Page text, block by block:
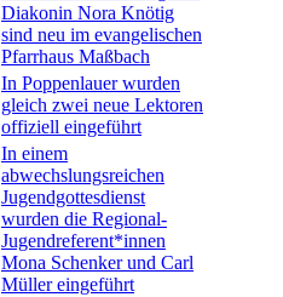
Diakonin Nora Knötig
sind neu im evangelischen
Pfarrhaus Maßbach
In Poppenlauer wurden
gleich zwei neue Lektoren
offiziell eingeführt
In einem
abwechslungsreichen
Jugendgottesdienst
wurden die Regional-
Jugendreferent*innen
Mona Schenker und Carl
Müller eingeführt